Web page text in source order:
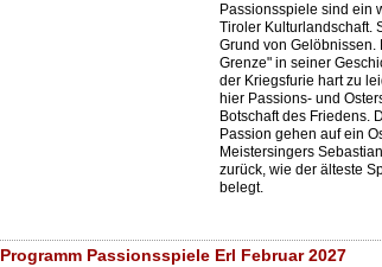
Passionsspiele sind ein
Tiroler Kulturlandschaft.
Grund von Gelöbnissen.
Grenze" in seiner
der Kriegsfurie hart zu
hier Passions- und
Botschaft des Friedens.
Passion gehen auf ein
Meistersingers
zurück, wie der älteste
belegt.
Programm Passionsspiele Erl Februar 2027